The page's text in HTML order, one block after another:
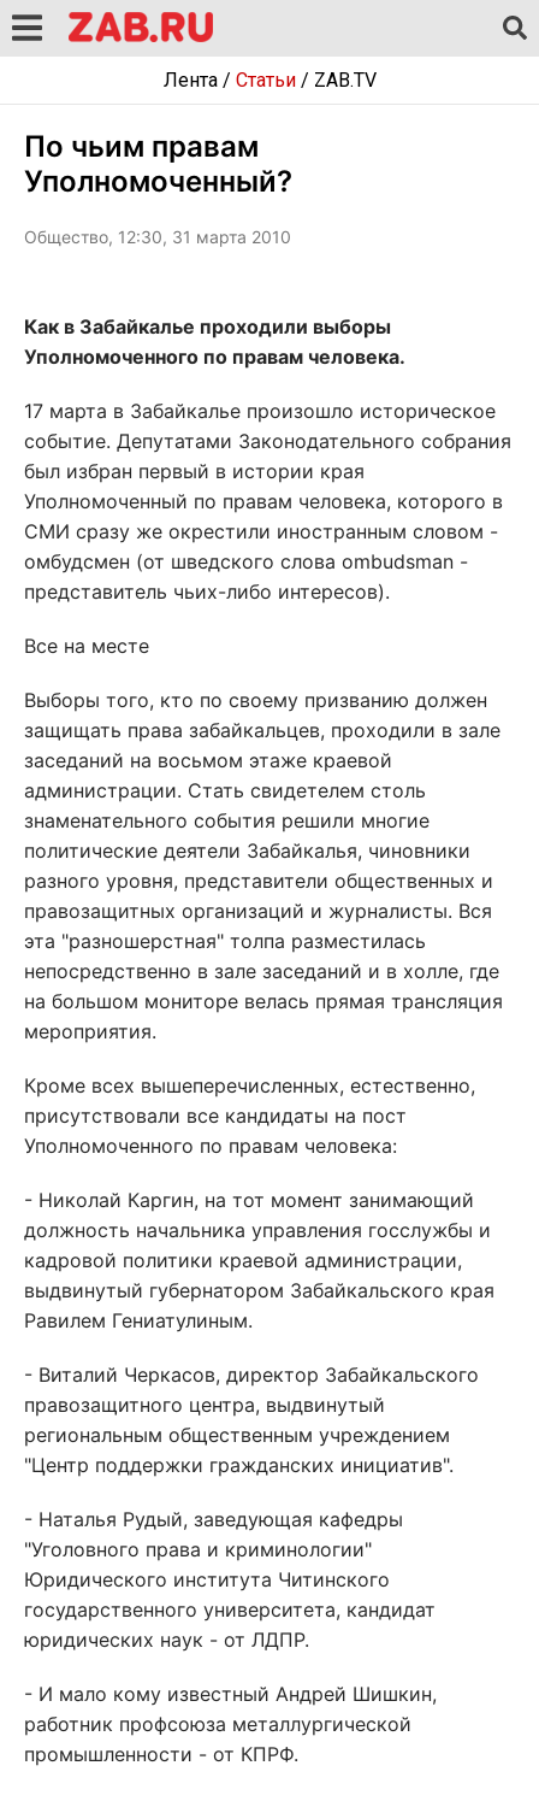
Лента/ Статьи/ ZAB.TV
По чьим правам
Уполномоченный?
Общество, 12:30, 31 марта 2010
Как в Забайкалье проходили выборы
Уполномоченного по правам человека.
17 марта в Забайкалье произошло историческое
событие. Депутатами Законодательного собрания
был избран первый в истории края
Уполномоченный по правам человека, которого в
СМИ сразу же окрестили иностранным словом -
омбудсмен (от шведского слова ombudsman -
представитель чьих-либо интересов).
Все на месте
Выборы того, кто по своему призванию должен
защищать права забайкальцев, проходили в зале
заседаний на восьмом этаже краевой
администрации. Стать свидетелем столь
знаменательного события решили многие
политические деятели Забайкалья, чиновники
разного уровня, представители общественных и
правозащитных организаций и журналисты. Вся
эта "разношерстная" толпа разместилась
непосредственно в зале заседаний и в холле, где
на большом мониторе велась прямая трансляция
мероприятия.
Кроме всех вышеперечисленных, естественно,
присутствовали все кандидаты на пост
Уполномоченного по правам человека:
- Николай Каргин, на тот момент занимающий
должность начальника управления госслужбы и
кадровой политики краевой администрации,
выдвинутый губернатором Забайкальского края
Равилем Гениатулиным.
- Виталий Черкасов, директор Забайкальского
правозащитного центра, выдвинутый
региональным общественным учреждением
"Центр поддержки гражданских инициатив".
- Наталья Рудый, заведующая кафедры
"Уголовного права и криминологии"
Юридического института Читинского
государственного университета, кандидат
юридических наук - от ЛДПР.
- И мало кому известный Андрей Шишкин,
работник профсоюза металлургической
промышленности - от КПРФ.